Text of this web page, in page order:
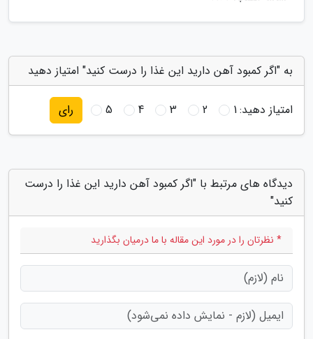
به "اگر کمبود آهن دارید این غذا را درست کنید" امتیاز دهید
امتیاز دهید:1
2
3
4
5 رای
دیدگاه های مرتبط با "اگر کمبود آهن دارید این غذا را درست
کنید"
* نظرتان را در مورد این مقاله با ما درمیان بگذارید